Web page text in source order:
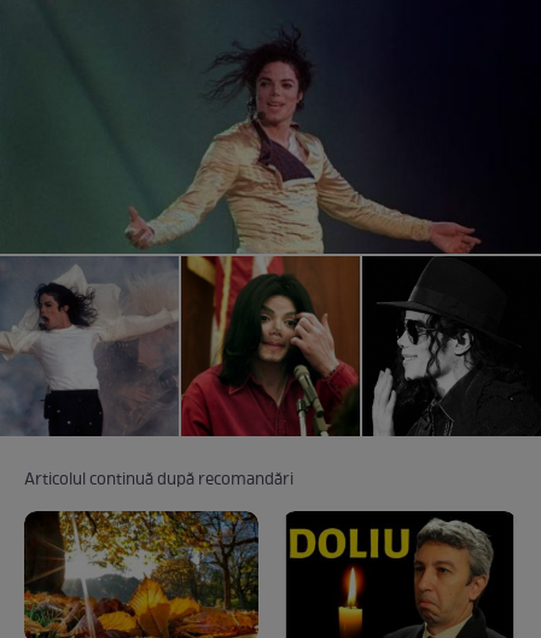
Articolul continuă după recomandări